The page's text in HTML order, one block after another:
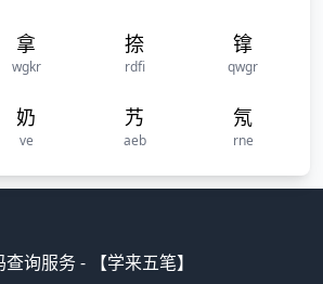
拿
wgkr
捺
rdfi
镎
qwgr
奶
ve
艿
aeb
氖
rne
询服务 - 【学来五笔】